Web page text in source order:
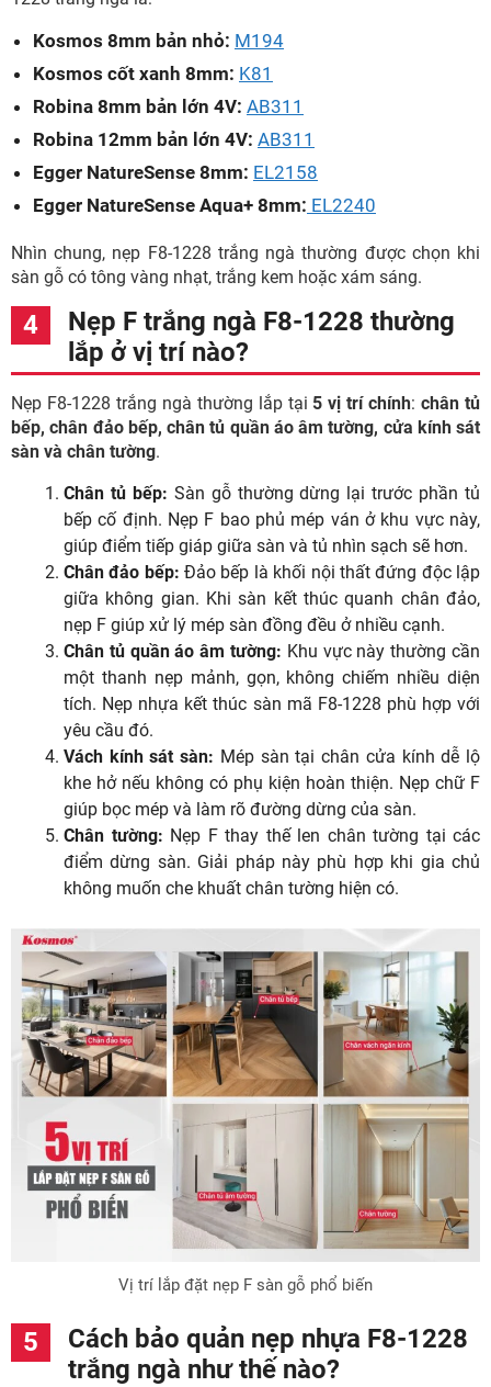
Kosmos 8mm bản nhỏ: M194
Kosmos cốt xanh 8mm: K81
Robina 8mm bản lớn 4V: AB311
Robina 12mm bản lớn 4V: AB311
Egger NatureSense 8mm: EL2158
Egger NatureSense Aqua+ 8mm: EL2240
Nhìn chung, nẹp F8-1228 trắng ngà thường được chọn khi
sàn gỗ có tông vàng nhạt, trắng kem hoặc xám sáng.
Nẹp F trắng ngà F8-1228 thường
lắp ở vị trí nào?
Nẹp F8-1228 trắng ngà thường lắp tại 5 vị trí chính:chân tủ
bếp, chân đảo bếp, chân tủ quần áo âm tường, cửa kính sát
sàn và chân tường.
Chân tủ bếp: Sàn gỗ thường dừng lại trước phần tủ
bếp cố định. Nẹp F bao phủ mép ván ở khu vực này,
giúp điểm tiếp giáp giữa sàn và tủ nhìn sạch sẽ hơn.
Chân đảo bếp: Đảo bếp là khối nội thất đứng độc lập
giữa không gian. Khi sàn kết thúc quanh chân đảo,
nẹp F giúp xử lý mép sàn đồng đều ở nhiều cạnh.
Chân tủ quần áo âm tường: Khu vực này thường cần
một thanh nẹp mảnh, gọn, không chiếm nhiều diện
tích. Nẹp nhựa kết thúc sàn mã F8-1228 phù hợp với
yêu cầu đó.
Vách kính sát sàn: Mép sàn tại chân cửa kính dễ lộ
khe hở nếu không có phụ kiện hoàn thiện. Nẹp chữ F
giúp bọc mép và làm rõ đường dừng của sàn.
Chân tường: Nẹp F thay thế len chân tường tại các
điểm dừng sàn. Giải pháp này phù hợp khi gia chủ
không muốn che khuất chân tường hiện có.
Vị trí lắp đặt nẹp F sàn gỗ phổ biến
Cách bảo quản nẹp nhựa F8-1228
trắng ngà như thế nào?